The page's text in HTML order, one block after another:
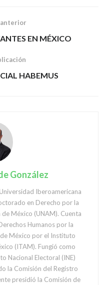
EN MÉXICO
HABEMUS
González
Iberoamericana
en Derecho por la
México (UNAM). Cuenta
Humanos por la
México por el Instituto
(ITAM). Fungió como
Nacional Electoral (INE)
la Comisión del Registro
presidió la Comisión de